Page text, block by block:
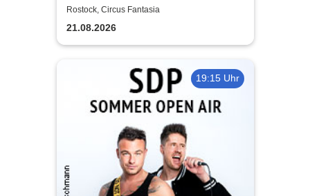
Kaoshüter
Rostock, Circus Fantasia
21.08.2026
19:15 Uhr